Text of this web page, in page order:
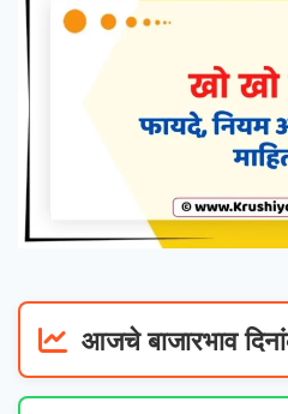
आजचे बाजारभाव